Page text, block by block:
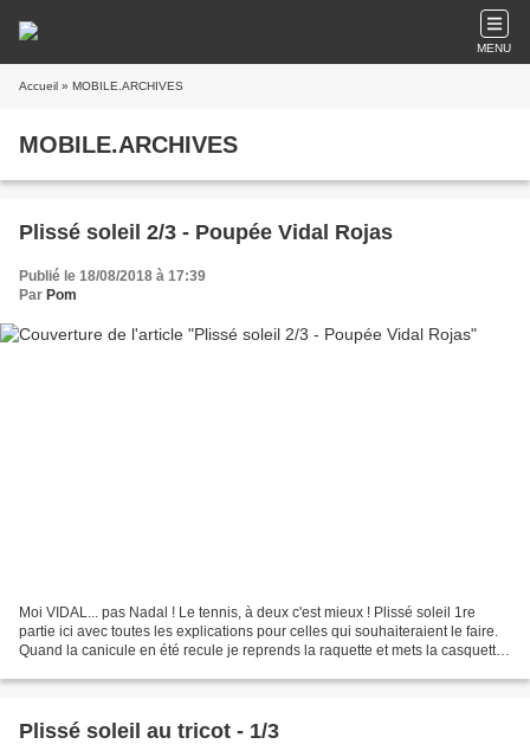
MENU
Accueil » MOBILE.ARCHIVES
MOBILE.ARCHIVES
Plissé soleil 2/3 - Poupée Vidal Rojas
Publié le 18/08/2018 à 17:39
Par Pom
Moi VIDAL... pas Nadal ! Le tennis, à deux c'est mieux ! Plissé soleil 1re
partie ici avec toutes les explications pour celles qui souhaiteraient le faire.
Quand la canicule en été recule je reprends la raquette et mets la casquette !
Plissé soleil au tricot - 1/3